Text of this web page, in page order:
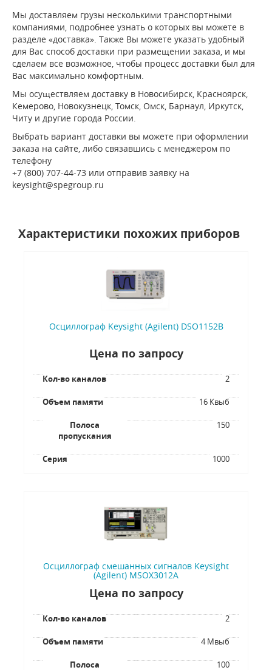
Мы доставляем грузы несколькими транспортными
компаниями, подробнее узнать о которых вы можете в
разделе «доставка». Также Вы можете указать удобный
для Вас способ доставки при размещении заказа, и мы
сделаем все возможное, чтобы процесс доставки был для
Вас максимально комфортным.
Мы осуществляем доставку в Новосибирск, Красноярск,
Кемерово, Новокузнецк, Томск, Омск, Барнаул, Иркутск,
Читу и другие города России.
Выбрать вариант доставки вы можете при оформлении
заказа на сайте, либо связавшись с менеджером по
телефону
+7 (800) 707-44-73 или отправив заявку на
keysight@spegroup.ru
Характеристики похожих приборов
Осциллограф Keysight (Agilent) DSO1152B
Цена по запросу
Кол-во каналов 2
Объем памяти 16 Квыб
Полоса
пропускания
150
Серия 1000
Осциллограф смешанных сигналов Keysight
(Agilent) MSOX3012A
Цена по запросу
Кол-во каналов 2
Объем памяти 4 Мвыб
Полоса
100